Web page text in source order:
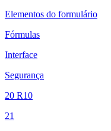
Elementos do formulário
Fórmulas
Interface
Segurança
20 R10
21